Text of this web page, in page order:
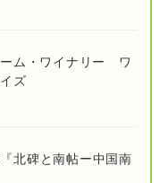
ム・ワイナリー ワ
ズ
北碑と南帖ー中国南